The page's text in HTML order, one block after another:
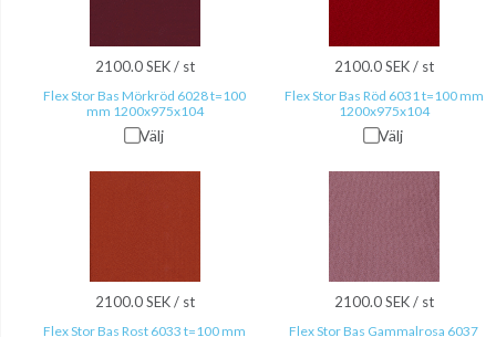
2100.0 SEK / st
Flex Stor Bas Mörkröd 6028 t=100
mm 1200x975x104
Välj
2100.0 SEK / st
Flex Stor Bas Röd 6031 t=100 mm
1200x975x104
Välj
2100.0 SEK / st
Flex Stor Bas Rost 6033 t=100 mm
2100.0 SEK / st
Flex Stor Bas Gammalrosa 6037